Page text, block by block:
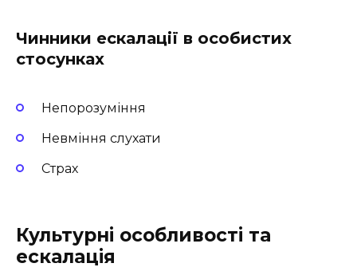
Чинники ескалації в особистих
стосунках
Непорозуміння
Невміння слухати
Страх
Культурні особливості та
ескалація